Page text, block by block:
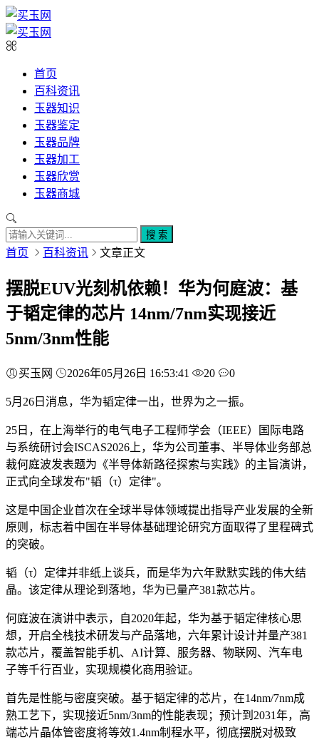
首页
百科资讯
玉器知识
玉器鉴定
玉器品牌
玉器加工
玉器欣赏
玉器商城
搜 索
首页 百科资讯 文章正文
摆脱EUV光刻机依赖！华为何庭波：基
于韬定律的芯片 14nm/7nm实现接近
5nm/3nm性能
买玉网 2026年05月26日 16:53:41 20 0
5月26日消息，华为韬定律一出，世界为之一振。
25日，在上海举行的电气电子工程师学会（IEEE）国际电路
与系统研讨会ISCAS2026上，华为公司董事、半导体业务部总
裁何庭波发表题为《半导体新路径探索与实践》的主旨演讲，
正式向全球发布"韬（τ）定律"。
这是中国企业首次在全球半导体领域提出指导产业发展的全新
原则，标志着中国在半导体基础理论研究方面取得了里程碑式
的突破。
韬（τ）定律并非纸上谈兵，而是华为六年默默实践的伟大结
晶。该定律从理论到落地，华为已量产381款芯片。
何庭波在演讲中表示，自2020年起，华为基于韬定律核心思
想，开启全栈技术研发与产品落地，六年累计设计并量产381
款芯片，覆盖智能手机、AI计算、服务器、物联网、汽车电
子等千行百业，实现规模化商用验证。
首先是性能与密度突破。基于韬定律的芯片，在14nm/7nm成
熟工艺下，实现接近5nm/3nm的性能表现；预计到2031年，高
端芯片晶体管密度将等效1.4nm制程水平，彻底摆脱对极致